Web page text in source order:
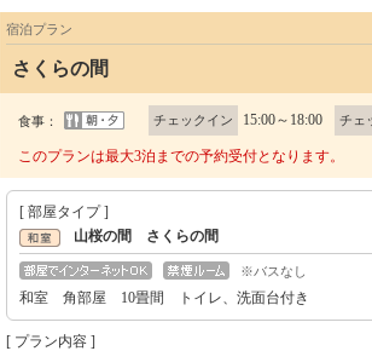
宿泊プラン
さくらの間
食事： チェックイン 15:00～18:00 チェ
このプランは最大3泊までの予約受付となります。
[ 部屋タイプ ]
山桜の間 さくらの間
※バスなし
和室 角部屋 10畳間 トイレ、洗面台付き
[ プラン内容 ]